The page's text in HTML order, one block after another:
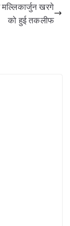
खरगे
को हुई तकलीफ